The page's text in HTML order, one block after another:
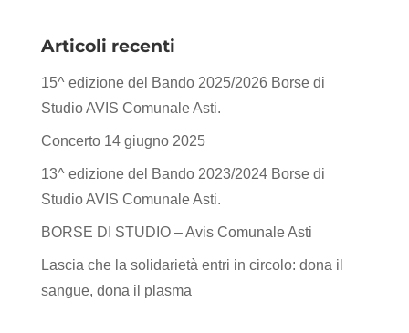
Articoli recenti
15^ edizione del Bando 2025/2026 Borse di
Studio AVIS Comunale Asti.
Concerto 14 giugno 2025
13^ edizione del Bando 2023/2024 Borse di
Studio AVIS Comunale Asti.
BORSE DI STUDIO – Avis Comunale Asti
Lascia che la solidarietà entri in circolo: dona il
sangue, dona il plasma